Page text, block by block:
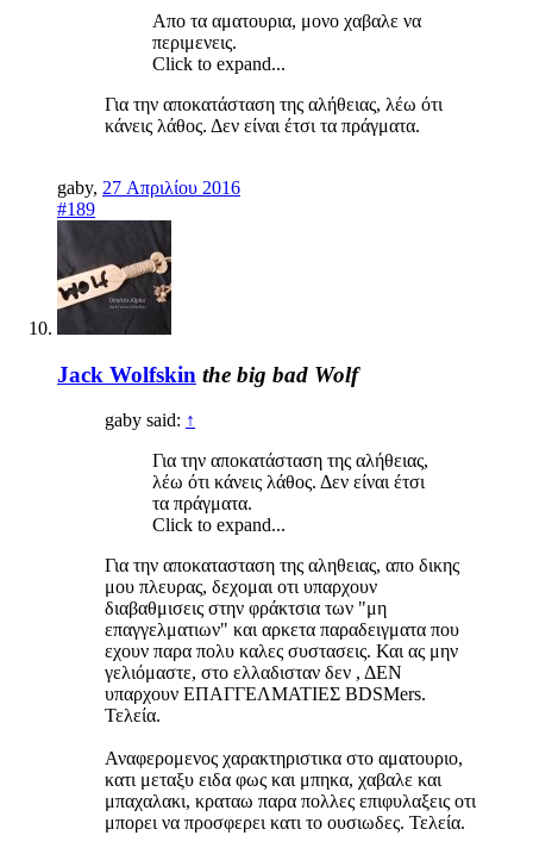
Απο τα αματουρια, μονο χαβαλε να
περιμενεις.
Click to expand...
Για την αποκατάσταση της αλήθειας, λέω ότι
κάνεις λάθος. Δεν είναι έτσι τα πράγματα.
gaby, 27 Απριλίου 2016
#189
Jack Wolfskin the big bad Wolf
gaby said: ↑
Για την αποκατάσταση της αλήθειας,
λέω ότι κάνεις λάθος. Δεν είναι έτσι
τα πράγματα.
Click to expand...
Για την αποκατασταση της αληθειας, απο δικης
μου πλευρας, δεχομαι οτι υπαρχουν
διαβαθμισεις στην φράκτσια των "μη
επαγγελματιων" και αρκετα παραδειγματα που
εχουν παρα πολυ καλες συστασεις. Και ας μην
γελιόμαστε, στο ελλαδισταν δεν , ΔΕΝ
υπαρχουν ΕΠΑΓΓΕΛΜΑΤΙΕΣ BDSMers.
Τελεία.
Αναφερομενος χαρακτηριστικα στο αματουριο,
κατι μεταξυ ειδα φως και μπηκα, χαβαλε και
μπαχαλακι, κραταω παρα πολλες επιφυλαξεις οτι
μπορει να προσφερει κατι το ουσιωδες. Τελεία.